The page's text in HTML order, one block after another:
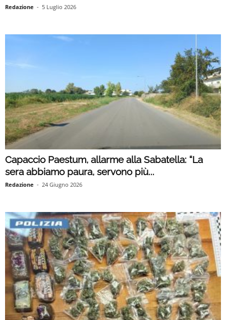
Redazione - 5 Luglio 2026
Capaccio Paestum, allarme alla Sabatella: “La
sera abbiamo paura, servono più...
Redazione - 24 Giugno 2026